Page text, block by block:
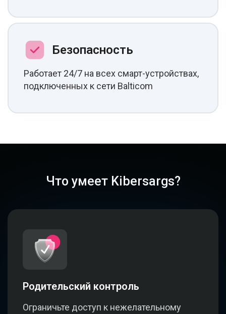
Безопасность
Работает 24/7 на всех смарт-устройствах,
подключенных к сети Balticom
Что умеет Kibersargs?
Родительский контроль
Ограничьте доступ к нежелательному